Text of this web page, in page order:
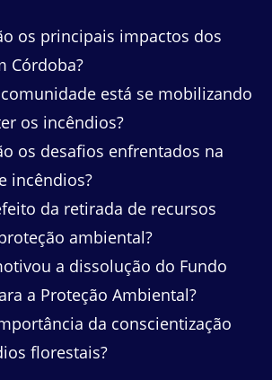
os principais impactos dos
Córdoba?
está se mobilizando
os incêndios?
os desafios enfrentados na
incêndios?
da retirada de recursos
ambiental?
a dissolução do Fundo
a Proteção Ambiental?
da conscientização
florestais?